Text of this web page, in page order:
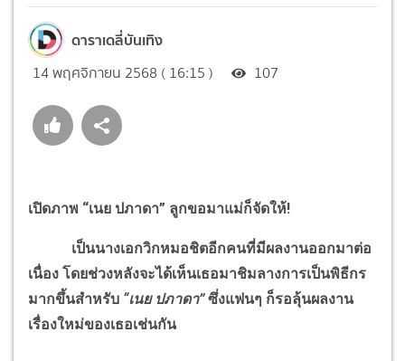
ดาราเดลี่บันเทิง
14 พฤศจิกายน 2568 ( 16:15 ) 107
เปิดภาพ “เนย ปภาดา” ลูกขอมาแม่ก็จัดให้!
เป็นนางเอกวิกหมอชิตอีกคนที่มีผลงานออกมาต่อ
เนื่อง โดยช่วงหลังจะได้เห็นเธอมาชิมลางการเป็นพิธีกร
มากขึ้นสำหรับ “เนย ปภาดา”ซึ่งแฟนๆ ก็รอลุ้นผลงาน
เรื่องใหม่ของเธอเช่นกัน